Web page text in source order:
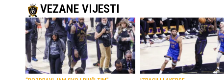
VEZANE VIJESTI